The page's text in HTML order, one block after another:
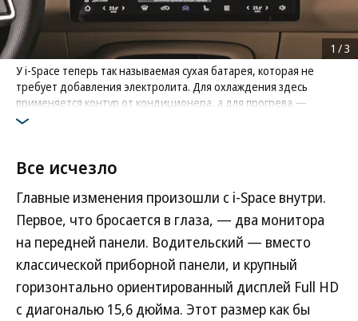
У i-Space теперь так называемая сухая батарея, которая не
требует добавления электролита. Для охлаждения здесь
применяется контур от кондиционера, а для прогрева —
пластины с нитями накаливания. Считается, что такие батареи
1 /3
Все исчезло
Главные изменения произошли с i-Space внутри.
Первое, что бросается в глаза, — два монитора
на передней панели. Водительский — вместо
классической приборной панели, и крупный
горизонтально ориентированный дисплей Full HD
с диагональю 15,6 дюйма. Этот размер как бы